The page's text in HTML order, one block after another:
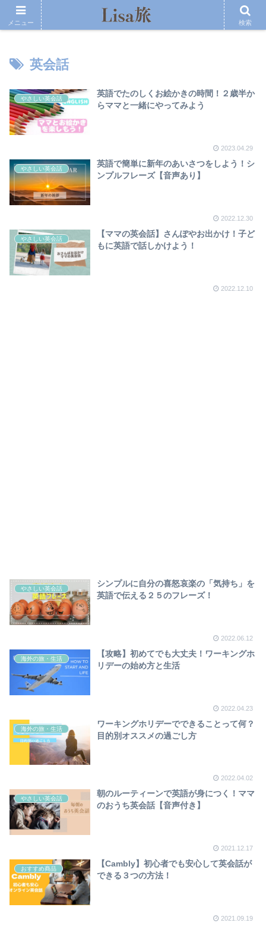
英会話
やさしい英会話
英語でたのしくお絵かきの時間！２歳半か
らママと一緒にやってみよう
2023.04.29
やさしい英会話
英語で簡単に新年のあいさつをしよう！シ
ンプルフレーズ【音声あり】
2022.12.30
やさしい英会話
【ママの英会話】さんぽやお出かけ！子ど
もに英語で話しかけよう！
2022.12.10
やさしい英会話
シンプルに自分の喜怒哀楽の「気持ち」を
英語で伝える２５のフレーズ！
2022.06.12
海外の旅・生活
【攻略】初めてでも大丈夫！ワーキングホ
リデーの始め方と生活
2022.04.23
海外の旅・生活
ワーキングホリデーでできることって何？
目的別オススメの過ごし方
2022.04.02
やさしい英会話
朝のルーティーンで英語が身につく！ママ
のおうち英会話【音声付き】
2021.12.17
おすすめ商品
【Cambly】初心者でも安心して英会話が
できる３つの方法！
2021.09.19
メニュー 検索